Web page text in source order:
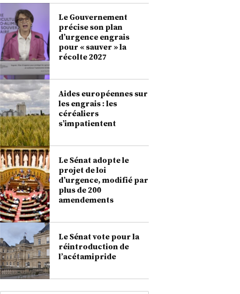
Le Gouvernement
précise son plan
d’urgence engrais
pour « sauver » la
récolte 2027
Aides européennes sur
les engrais : les
céréaliers
s’impatientent
Le Sénat adopte le
projet de loi
d’urgence, modifié par
plus de 200
amendements
Le Sénat vote pour la
réintroduction de
l’acétamipride